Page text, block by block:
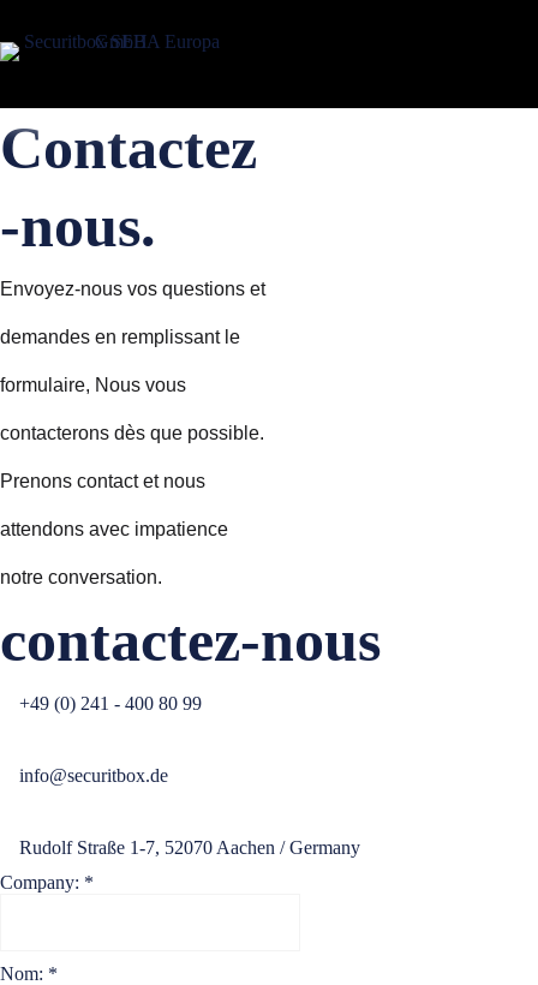
Contactez
-nous.
Envoyez-nous vos questions et
demandes en remplissant le
formulaire, Nous vous
contacterons dès que possible.
Prenons contact et nous
attendons avec impatience
notre conversation.
contactez-nous
+49 (0) 241 - 400 80 99
info@securitbox.de
Rudolf Straße 1-7, 52070 Aachen / Germany
Company: *
Nom: *